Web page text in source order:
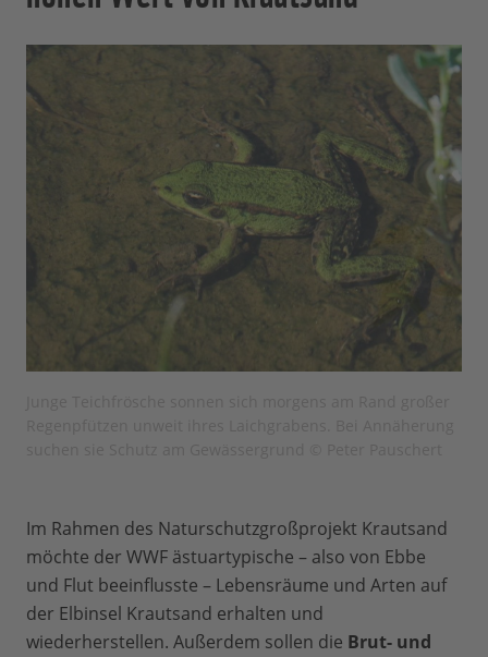
Im Rahmen des Naturschutzgroßprojekt Krautsand
möchte der WWF ästuartypische – also von Ebbe
und Flut beeinflusste – Lebensräume und Arten auf
der Elbinsel Krautsand erhalten und
wiederherstellen. Außerdem sollen die Brut- und